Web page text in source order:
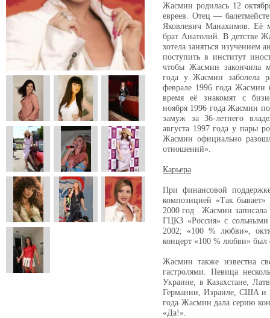
Жасмин родилась 12
евреев. Отец —
Яковлевич Манахимов. Её
брат Анатолий. В детстве
хотела заняться изучением
поступить в институт
чтобы Жасмин закончила
года у Жасмин заболела
феврале 1996 года
время её знакомят с
ноября 1996 года Жасмин
замуж за 36-летнего
августа 1997 года у пары
Жасмин официально
отношений».
Карьера
При финансовой
композицией «Так
2000 год . Жасмин записала
ГЦКЗ «Россия» с
2002; «100 % любви»,
концерт «100 % любви» был
Жасмин также известна
гастролями. Певица
Украине, в Казахстане,
Германии, Израиле, США и
года Жасмин дала серию
«Да!».